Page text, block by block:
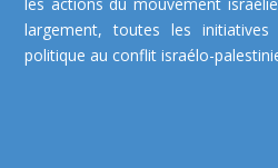
les actions du mouvement
largement, toutes les
politique au conflit israélo-